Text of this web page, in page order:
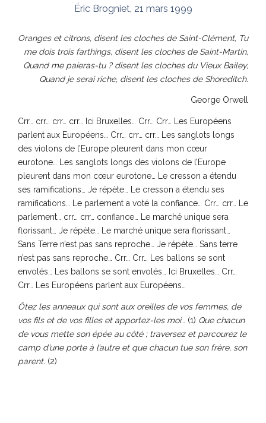
Éric Brogniet 21 mars 1999
Oranges et citrons, disent les cloches de Saint-Clément, Tu
me dois trois farthings, disent les cloches de Saint-Martin,
Quand me paieras-tu ? disent les cloches du Vieux Bailey,
Quand je serai riche, disent les cloches de Shoreditch.
George Orwell
Crr… crr… crr… crr… Ici Bruxelles… Crr… Crr… Les Européens
parlent aux Européens… Crr… crr… crr… Les sanglots longs
des violons de l’Europe pleurent dans mon cœur
eurotone… Les sanglots longs des violons de l’Europe
pleurent dans mon cœur eurotone… Le cresson a étendu
ses ramifications… Je répète… Le cresson a étendu ses
ramifications… Le parlement a voté la confiance… Crr… crr… Le
parlement… crr… crr… confiance… Le marché unique sera
florissant… Je répète… Le marché unique sera florissant…
Sans Terre n’est pas sans reproche… Je répète… Sans terre
n’est pas sans reproche… Crr… Crr… Les ballons se sont
envolés… Les ballons se sont envolés… Ici Bruxelles… Crr…
Crr… Les Européens parlent aux Européens…
Ôtez les anneaux qui sont aux oreilles de vos femmes, de
vos fils et de vos filles et apportez-les moi… (1) Que chacun
de vous mette son épée au côté ; traversez et parcourez le
camp d’une porte à l’autre et que chacun tue son frère, son
parent. (2)